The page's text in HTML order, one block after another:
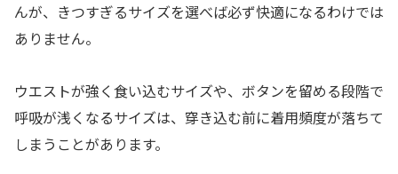
んが、きつすぎるサイズを選べば必ず快適になるわけでは
ありません。
ウエストが強く食い込むサイズや、ボタンを留める段階で
呼吸が浅くなるサイズは、穿き込む前に着用頻度が落ちて
しまうことがあります。